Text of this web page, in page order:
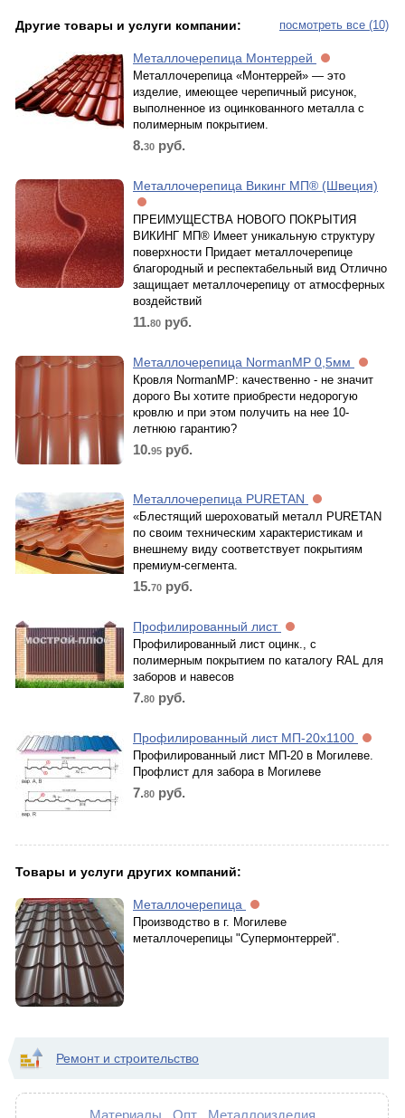
посмотреть все (10)
Другие товары и услуги компании:
Металлочерепица Монтеррей
Металлочерепица «Монтеррей» — это
изделие, имеющее черепичный рисунок,
выполненное из оцинкованного металла с
полимерным покрытием.
8.30 руб.
Металлочерепица Викинг МП® (Швеция)
ПРЕИМУЩЕСТВА НОВОГО ПОКРЫТИЯ
ВИКИНГ МП® Имеет уникальную структуру
поверхности Придает металлочерепице
благородный и респектабельный вид Отлично
защищает металлочерепицу от атмосферных
воздействий
11.80 руб.
Металлочерепица NormanMP 0,5мм
Кровля NormanMP: качественно - не значит
дорого Вы хотите приобрести недорогую
кровлю и при этом получить на нее 10-
летнюю гарантию?
10.95 руб.
Металлочерепица PURETAN
«Блестящий шероховатый металл PURETAN
по своим техническим характеристикам и
внешнему виду соответствует покрытиям
премиум-сегмента.
15.70 руб.
Профилированный лист
Профилированный лист оцинк., с
полимерным покрытием по каталогу RAL для
заборов и навесов
7.80 руб.
Профилированный лист МП-20х1100
Профилированный лист МП-20 в Могилеве.
Профлист для забора в Могилеве
7.80 руб.
Товары и услуги других компаний:
Металлочерепица
Производство в г. Могилеве
металлочерепицы "Супермонтеррей".
Ремонт и строительство
Материалы Опт Металлоизделия